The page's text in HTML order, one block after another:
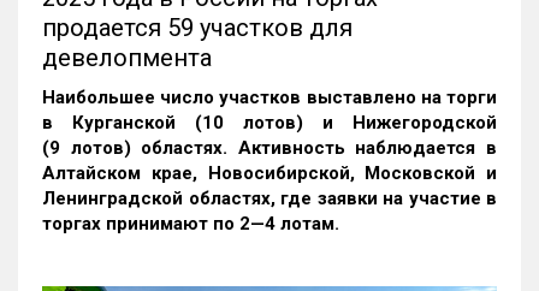
продается 59 участков для
девелопмента
Наибольшее число участков выставлено на торги
в Курганской (10 лотов) и Нижегородской
(9 лотов) областях. Активность наблюдается в
Алтайском крае, Новосибирской, Московской и
Ленинградской областях, где заявки на участие в
торгах принимают по 2—4 лотам.